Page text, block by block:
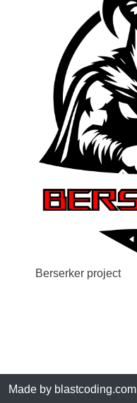
Berserker project
Made by blastcoding.com